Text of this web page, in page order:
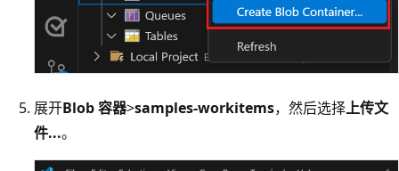
展开Blob 容器>samples-workitems，然后选择上传文
件...。